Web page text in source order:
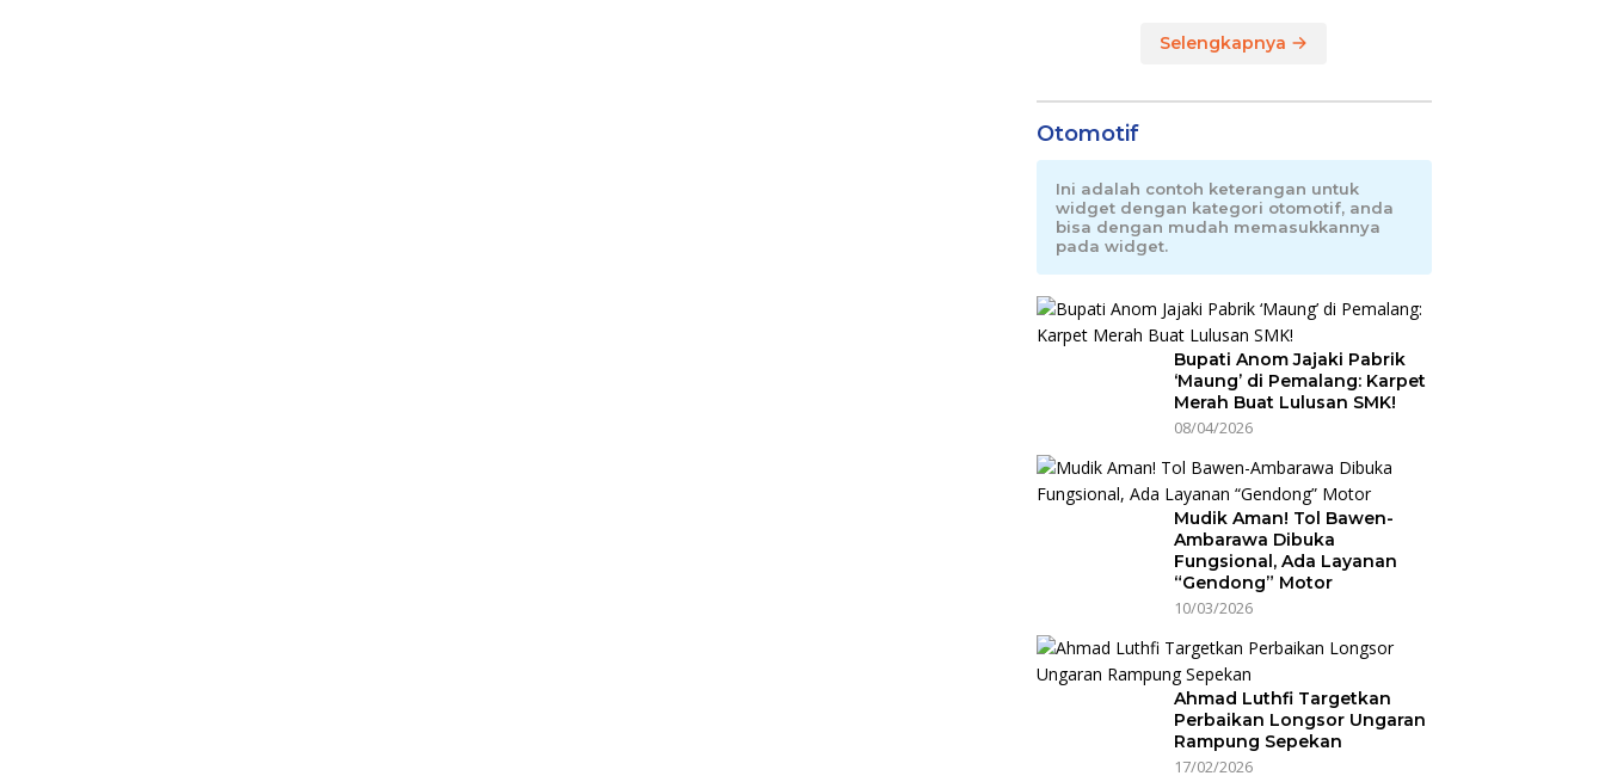
Selengkapnya
Otomotif
Ini adalah contoh keterangan untuk
widget dengan kategori otomotif, anda
bisa dengan mudah memasukkannya
pada widget.
Bupati Anom Jajaki Pabrik
‘Maung’ di Pemalang: Karpet
Merah Buat Lulusan SMK!
08/04/2026
Mudik Aman! Tol Bawen-
Ambarawa Dibuka
Fungsional, Ada Layanan
“Gendong” Motor
10/03/2026
Ahmad Luthfi Targetkan
Perbaikan Longsor Ungaran
Rampung Sepekan
17/02/2026